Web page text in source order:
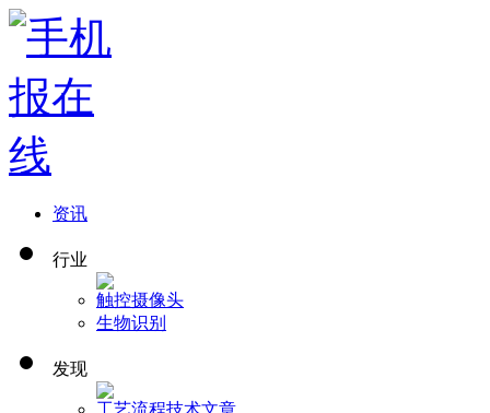
资讯
行业
触控摄像头
生物识别
发现
工艺流程技术文章